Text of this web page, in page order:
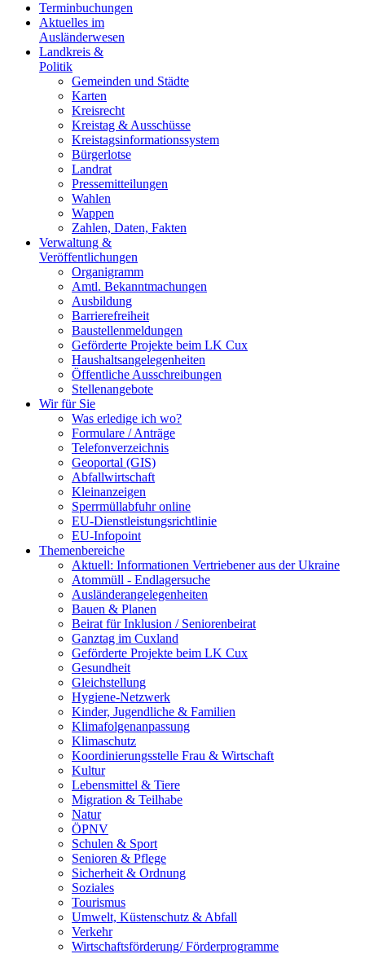
Terminbuchungen
Aktuelles im
Ausländerwesen
Landkreis &
Politik
Gemeinden und Städte
Karten
Kreisrecht
Kreistag & Ausschüsse
Kreistagsinformationssystem
Bürgerlotse
Landrat
Pressemitteilungen
Wahlen
Wappen
Zahlen, Daten, Fakten
Verwaltung &
Veröffentlichungen
Organigramm
Amtl. Bekanntmachungen
Ausbildung
Barrierefreiheit
Baustellenmeldungen
Geförderte Projekte beim LK Cux
Haushaltsangelegenheiten
Öffentliche Ausschreibungen
Stellenangebote
Wir für Sie
Was erledige ich wo?
Formulare / Anträge
Telefonverzeichnis
Geoportal (GIS)
Abfallwirtschaft
Kleinanzeigen
Sperrmüllabfuhr online
EU-Dienstleistungsrichtlinie
EU-Infopoint
Themenbereiche
Aktuell: Informationen Vertriebener aus der Ukraine
Atommüll - Endlagersuche
Ausländerangelegenheiten
Bauen & Planen
Beirat für Inklusion / Seniorenbeirat
Ganztag im Cuxland
Geförderte Projekte beim LK Cux
Gesundheit
Gleichstellung
Hygiene-Netzwerk
Kinder, Jugendliche & Familien
Klimafolgenanpassung
Klimaschutz
Koordinierungsstelle Frau & Wirtschaft
Kultur
Lebensmittel & Tiere
Migration & Teilhabe
Natur
ÖPNV
Schulen & Sport
Senioren & Pflege
Sicherheit & Ordnung
Soziales
Tourismus
Umwelt, Küstenschutz & Abfall
Verkehr
Wirtschaftsförderung/ Förderprogramme